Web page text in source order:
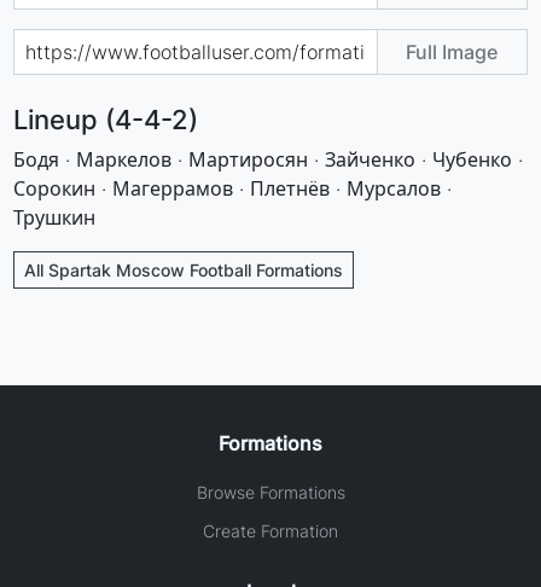
Full Image
Lineup (4-4-2)
Бодя · Маркелов · Мартиросян · Зайченко · Чубенко ·
Сорокин · Магеррамов · Плетнёв · Мурсалов ·
Трушкин
All Spartak Moscow Football Formations
Formations
Browse Formations
Create Formation